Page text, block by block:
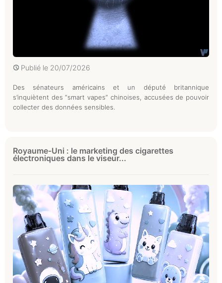
Publié le 20/07/2026
Des sénateurs américains et un député britannique
s’inquiètent des “smart vapes” chinoises, accusées de pouvoir
collecter des données sensibles.
Royaume-Uni : le marketing des cigarettes
électroniques dans le viseur...